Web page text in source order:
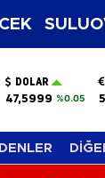
DOLAR
47,5999 %0.05